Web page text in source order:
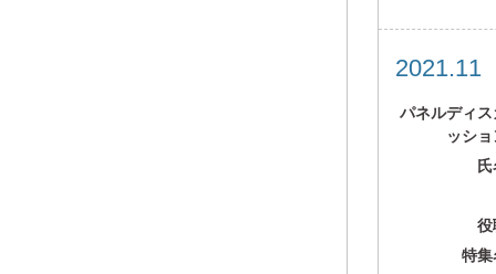
パネルディス
ッショ
役
特集